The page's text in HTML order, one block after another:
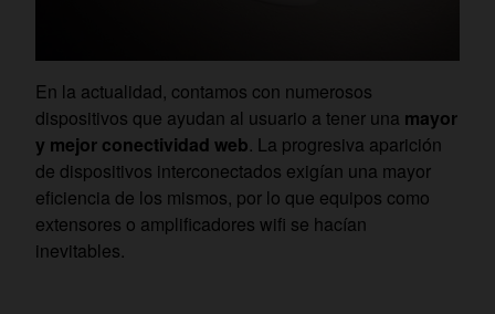
En la actualidad, contamos con numerosos
dispositivos que ayudan al usuario a tener una mayor
y mejor conectividad web. La progresiva aparición
de dispositivos interconectados exigían una mayor
eficiencia de los mismos, por lo que equipos como
extensores o amplificadores wifi se hacían
inevitables.